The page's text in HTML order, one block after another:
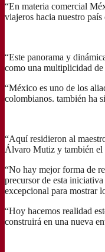
“En materia comercial
viajeros hacia nuestro
“Este panorama y
como una multiplicidad de
“México es uno de los
colombianos. también ha
“Aquí residieron al
Álvaro Mutiz y también el
“No hay mejor forma de
precursor de esta
excepcional para mostrar
“Hoy hacemos realidad
construirá en una nueva